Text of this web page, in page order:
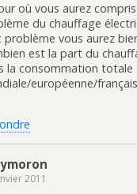
où vous aurez
du chauffage
problème vous aurez
est la part du
la consommation totale
européenne/
2011